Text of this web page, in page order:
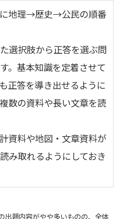
地理→歴史→公民の順番
選択肢から正答を選ぶ問
。基本知識を定着させて
正答を導き出せるように
数の資料や長い文章を読
資料や地図・文章資料が
み取れるようにしておき
出題内容がやや多いものの、全体